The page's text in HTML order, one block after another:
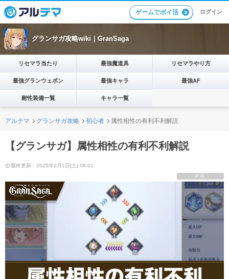
ゲームでポイ活 ログイン
グランサガ攻略wiki｜GranSaga
リセマラ当たり 最強魔道具 リセマラやり方
最強グランウェポン 最強キャラ 最強AF
耐性装備一覧 キャラ一覧
アルテマ グランサガ攻略 初心者 属性相性の有利不利解説
【グランサガ】属性相性の有利不利解説
最終更新：2025年2月1日(土) 08:01
PR